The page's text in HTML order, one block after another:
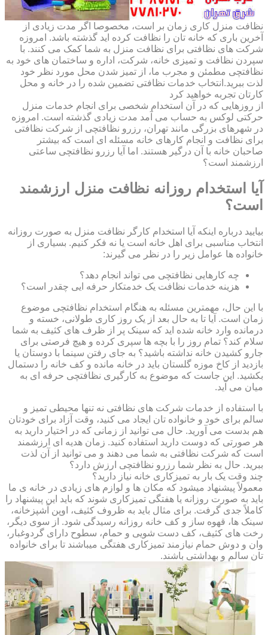
نظافت منزل کاری زمان بر است، مخصوصا اگر مدت زیادی از
آخرین باری که خانه تان را نظافت کرده اید گذشته باشد. امروزه
شرکت های نظافتی برای نظافت منزل به شما کمک می کنند. با
سپردن نظافت و تمیزی خانه، شرکت، اداره و ساختمان های خود به
نظافتچی مطمئن و مجرب ما، از تمیز شدن محل مورد نظر خود
لذت ببرید.انتخاب خدمات نظافتی تضمین شده را در خانه و محل
کارتان تجربه خواهید کرد
از روزهایی که در آن استخدام شخصی برای انجام خدمات منزل
حرکتی لوکس به حساب می آمد مدت زیادی گذشته است. امروزه
در شهرهای بزرگی مانند تهران، رزرو نظافتچی از شرکت نظافتی
برای نظافت و انجام کارهای خانه مسئله ای است که بیشتر
صاحبان خانه با آن درگیر هستند. اما آیا رزرو نظافتچی ساعتی
ارزشمند است؟
آیا استخدام روزانه نظافت منزل ارزشمند
است؟
بیایید درباره اینکه آیا استخدام کارگر نظافت منزل به صورت روزانه
انتخاب مناسبی برای اهل خانه است یا نه فکر کنیم. بسیاری از
خانواده ها عوامل زیر را در نظر می گیرند:
چه کارهایی نظافتچی می تواند انجام دهد؟
هزینه خدمات نظافت یک خدمتکار حرفه ایی چقدر است؟
با این حال، مهمترین مسئله به هنگام استخدام نظافتچی موضوع
زمان است. آیا تا به حال بعد از یک روز کاری طولانی، خسته و
درمانده وارد خانه شده اید که سینک پر از ظرف های کثیف به شما
سلام کند؟ تمام روز را با بچه ها سپری کرده و هیچ فرصتی برای
جارو کشیدن خانه نداشته باشید؟ به جای رفتن سینما با دوستان یا
بازدید از کاخ موزه گلستان باید در خانه مانده و کف خانه را دستمال
بکشید. این جاست که موضوع به کارگیری نظافتچی حرفه ای به
میان می آید.
با استفاده از خدمات شرکت های نظافتی نه تنها محیطی تمیز و
سالم برای خود و خانواده تان ایجاد می کنید، وقت آزاد برای خودتان
هم بدست می آورید. حال می توانید از زمانی که در اختیار دارید به
هر صورتی که دوست دارید استفاده کنید. زمان هدیه ای ارزشمند
است که شرکت نظافتی به شما می دهند و می توانید از آن لذت
ببرید. حال به نظر شما رزرو نظافتچی ارزش دارد؟
چند وقت یک بار به تمیزکاری خانه نیاز دارید؟
معمولاً پیشنهاد میشود که مکان ها و لوازم های زیادی در خانه ی ما
باید به صورت روزانه یا هفتگی تمیزکاری شوند که باید این پیشنهاد را
کاملاً جدی گرفت. برای مثال باید به ظروف کثیف، اوپن آشپزخانه،
سینک ها، قهوه ساز و کف خانه روزانه رسیدگی شود. از سوی دیگر،
رخت های کثیف، کف دست شویی و حمام، سطوح دارای گردوغبار،
وان و دوش حمام نیازمند تمیزکاری هفتگی میباشند تا برای خانواده
تان سالم و بهداشتی باشند.